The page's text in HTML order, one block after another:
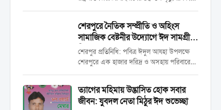
উপলক্ষে এতিম শিশু, দুস্থ ও ছিন্নমূল মানুষের
মাঝে রান্না করা খাবার বিতরণ করা হয়েছে।
শনিবার দুপুরে সদর উপজেলার ৫ নং ধলা
ইউনিয়নের মোহাম্মদীয়া...
শেরপুরে নৈতিক সম্প্রীতি ও অহিংস
সামাজিক বেষ্টনীর উদ্যোগে ঈদ সামগ্রী
বিতরণ
শেরপুর প্রতিনিধি: ​পবিত্র ঈদুল আযহা উপলক্ষে
শেরপুরে এক হাজার দরিদ্র ও অসহায় পরিবারের
মাঝে ঈদ সামগ্রী বিতরণ করেছে ‘নৈতিক সম্প্রীতি
এবং অহিংস সামাজিক বেষ্টনী’। বুধবার (২৭ মে)
দুপুরে শহরের গৌরীপুরস্থ সংগঠনের নিজস্ব
কার্যালয়ে এসব সামগ্রী...
‎ত্যাগের মহিমায় উদ্ভাসিত হোক সবার
জীবন: যুবদল নেতা মিঠুর ঈদ শুভেচ্ছা